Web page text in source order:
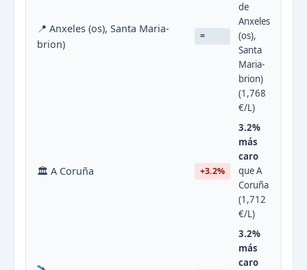
📍 Anxeles (os), Santa Maria-
brion)
=
de
Anxeles
(os),
Santa
Maria-
brion)
(1,768
€/L)
🏛 A Coruña +3.2%
3.2%
más
caro
que A
Coruña
(1,712
€/L)
3.2%
más
caro